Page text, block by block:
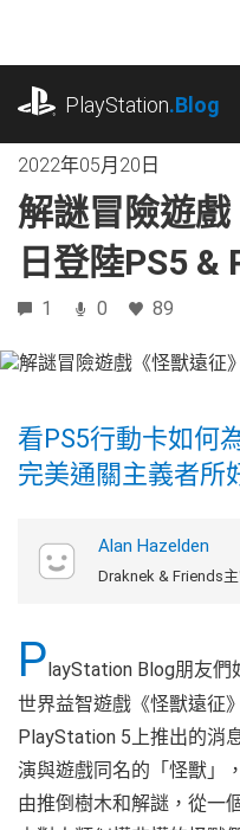
內
PlayStation.Blog
2022年05月20日
解謎冒險遊
日登陸PS5 &
1 0 89
看PS5行動卡如何
完美通關主義者所
Alan Hazelden
Draknek & Friends
PlayStation Blog朋友們
世界益智遊戲《怪獸遠征
PlayStation 5上推出的消
演與遊戲同名的「怪獸」
由推倒樹木和解謎，從一